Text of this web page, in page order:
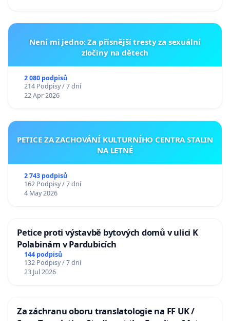
Není mi jedno: Za přísnější tresty za sexuální
zločiny na dětech
2 080 podpisů
214 Podpisy / 7 dní
22 Apr 2026
PETICE ZA ZACHOVÁNÍ KULTURNÍHO CENTRA STALIN
NA LETNÉ
2 743 podpisů
162 Podpisy / 7 dní
4 May 2026
Petice proti výstavbě bytových domů v ulici K
Polabinám v Pardubicích
144 podpisů
132 Podpisy / 7 dní
23 Jul 2026
Za záchranu oboru translatologie na FF UK /